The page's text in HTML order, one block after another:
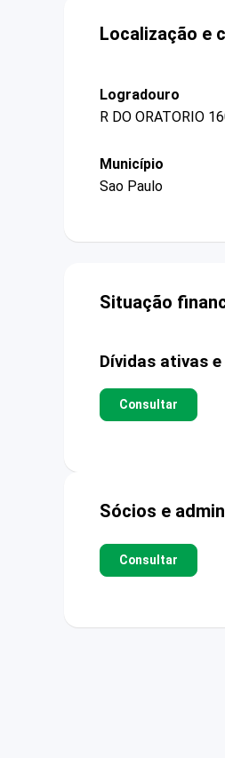
Localização e
Logradouro
R DO ORATORIO
Município
Sao Paulo
Situação
Dívidas ativas
Consultar
Sócios e
Consultar